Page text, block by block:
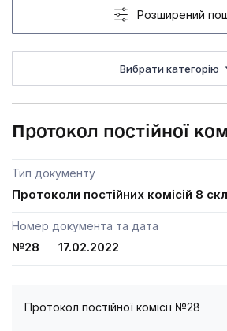
Розширений
Вибрати категорію
Протокол постійної
Тип документу
Протоколи постійних комісій 8
Номер документа та дата
№28 17.02.2022
Протокол постійної комісії №28